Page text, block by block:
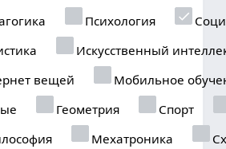
Психология
Искусственный
вещей
Мобильное
Геометрия Спорт
Мехатроника